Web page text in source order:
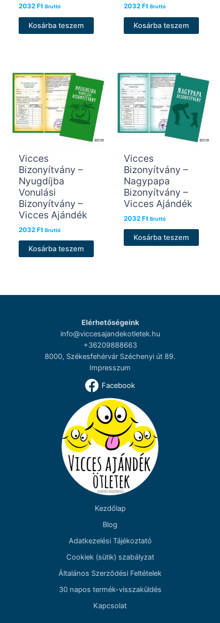
2032Ft Bruttó
Kosárba teszem
2032Ft Bruttó
Kosárba teszem
Vicces
Bizonyítvány –
Nyugdíjba
Vonulási
Bizonyítvány –
Vicces Ajándék
2032Ft Bruttó
Kosárba teszem
Vicces
Bizonyítvány –
Nagypapa
Bizonyítvány –
Vicces Ajándék
2032Ft Bruttó
Kosárba teszem
Elérhetőségeink
info@viccesajandekotletek.hu
+36209888663
8000, Székesfehérvár Széchenyi út 89.
Impresszum
Facebook
Kezdőlap
Blog
Adatkezelési Tájékoztató
Cookiek (sütik) szabályzat
Általános Szerződési Feltételek
30 napos termék-visszaküldés
Kapcsolat